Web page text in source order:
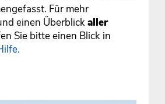
Für mehr
einen Überblickaller
Sie bitte einen Blick in